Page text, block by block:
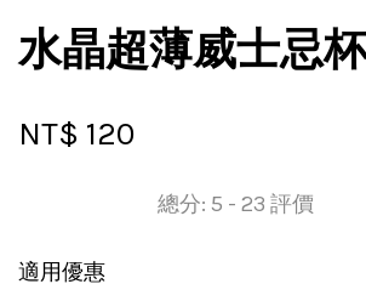
水晶超薄威士忌
NT$ 120
總分: 5 - 23 評價
適用優惠